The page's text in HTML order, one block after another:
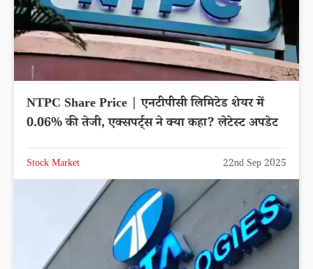
NTPC Share Price | एनटीपीसी लिमिटेड शेयर में
0.06% की तेजी, एक्सपर्ट्स ने क्या कहा? लेटेस्ट अपडेट
Stock Market 22nd Sep 2025